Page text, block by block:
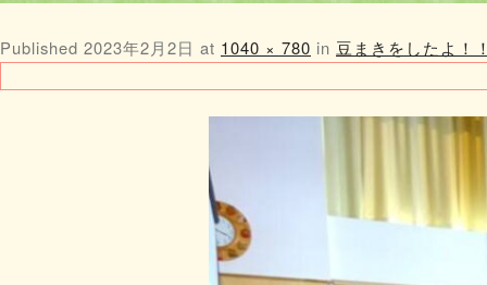
Published 2023年2月2日 at 1040 × 780 in 豆まきをしたよ！